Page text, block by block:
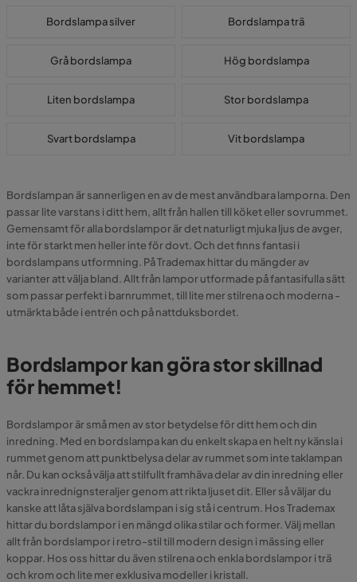
Bordslampa silver Bordslampa trä
Grå bordslampa Hög bordslampa
Liten bordslampa Stor bordslampa
Svart bordslampa Vit bordslampa
Bordslampan är sannerligen en av de mest användbara lamporna. Den
passar lite varstans i ditt hem, allt från hallen till köket eller sovrummet.
Gemensamt för alla bordslampor är det naturligt mjuka ljus de avger,
inte för starkt men heller inte för dovt. Och det finns fantasi i
bordslampans utformning. På Trademax hittar du mängder av
varianter att välja bland. Allt från lampor utformade på fantasifulla sätt
som passar perfekt i barnrummet, till lite mer stilrena och moderna -
utmärkta både i entrén och på nattduksbordet.
Bordslampor kan göra stor skillnad
för hemmet!
Bordslampor är små men av stor betydelse för ditt hem och din
inredning. Med en bordslampa kan du enkelt skapa en helt ny känsla i
rummet genom att punktbelysa delar av rummet som inte taklampan
når. Du kan också välja att stilfullt framhäva delar av din inredning eller
vackra inrednignsteraljer genom att rikta ljuset dit. Eller så väljar du
kanske att låta själva bordslampan i sig stå i centrum. Hos Trademax
hittar du bordslampor i en mängd olika stilar och former. Välj mellan
allt från bordslampor i retro-stil till modern design i mässing eller
koppar. Hos oss hittar du även stilrena och enkla bordslampor i trä
och krom och lite mer exklusiva modeller i kristall.